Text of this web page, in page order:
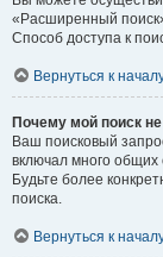
«Расширенный
Способ доступа к
Вернуться к
Почему мой поиск
Ваш поисковый
включал много общих
Будьте более
поиска.
Вернуться к